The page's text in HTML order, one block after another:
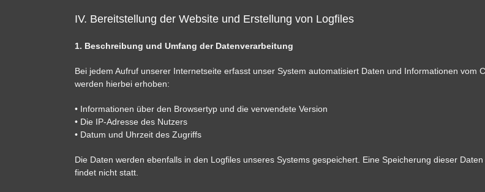
IV. Bereitstellung der Website und Erstellung von Logfiles
1. Beschreibung und Umfang der Datenverarbeitung
Bei jedem Aufruf unserer Internetseite erfasst unser System automatisiert Daten und Informationen vom
werden hierbei erhoben:
• Informationen über den Browsertyp und die verwendete Version
• Die IP-Adresse des Nutzers
• Datum und Uhrzeit des Zugriffs
Die Daten werden ebenfalls in den Logfiles unseres Systems gespeichert. Eine Speicherung dieser
findet nicht statt.